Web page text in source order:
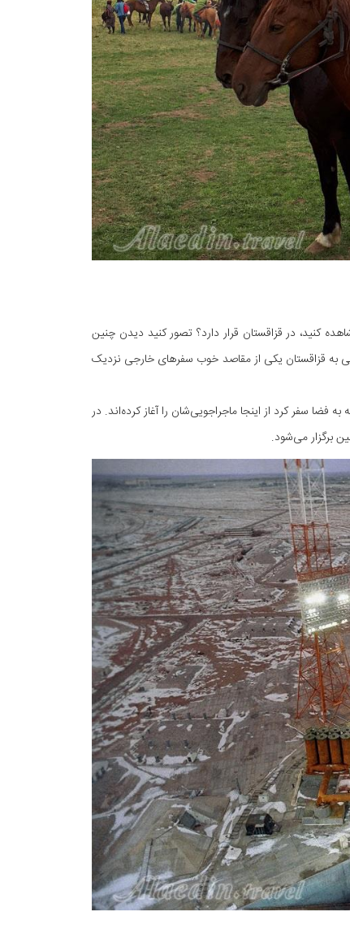
کنید، در قزاقستان قرار دارد؟ تصور کنید دیدن چنین
به قزاقستان یکی از مقاصد خوب سفرهای خارجی نزدیک
فضا سفر کرد از اینجا ماجراجویی‌شان را آغاز کرده‌اند. در
برگزار می‌شود.